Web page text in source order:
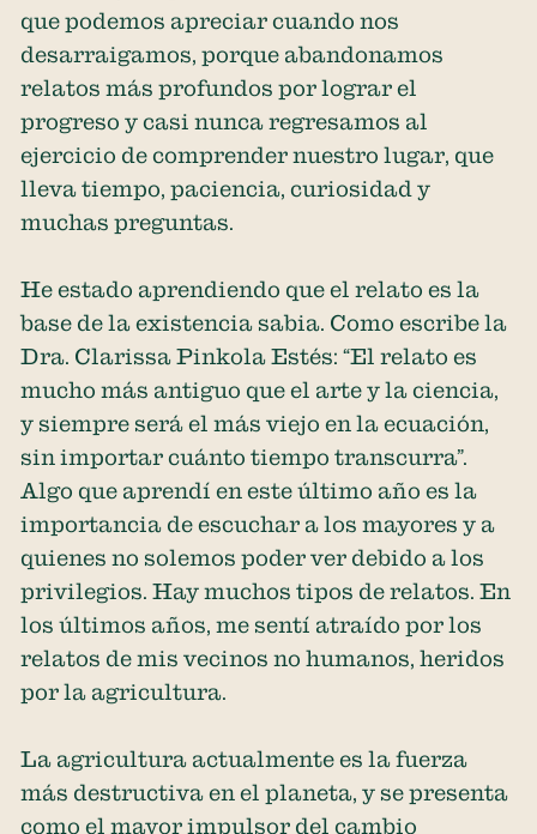
que podemos apreciar cuando nos
desarraigamos, porque abandonamos
relatos más profundos por lograr el
progreso y casi nunca regresamos al
ejercicio de comprender nuestro lugar, que
lleva tiempo, paciencia, curiosidad y
muchas preguntas.
He estado aprendiendo que el relato es la
base de la existencia sabia. Como escribe la
Dra. Clarissa Pinkola Estés: “El relato es
mucho más antiguo que el arte y la ciencia,
y siempre será el más viejo en la ecuación,
sin importar cuánto tiempo transcurra”.
Algo que aprendí en este último año es la
importancia de escuchar a los mayores y a
quienes no solemos poder ver debido a los
privilegios. Hay muchos tipos de relatos. En
los últimos años, me sentí atraído por los
relatos de mis vecinos no humanos, heridos
por la agricultura.
La agricultura actualmente es la fuerza
más destructiva en el planeta, y se presenta
como el mayor impulsor del cambio